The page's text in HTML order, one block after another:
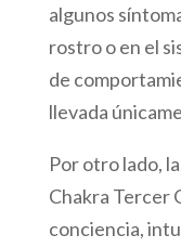
algunos
rostro o en el
de
llevada
Por otro lado,
Chakra Tercer
conciencia,